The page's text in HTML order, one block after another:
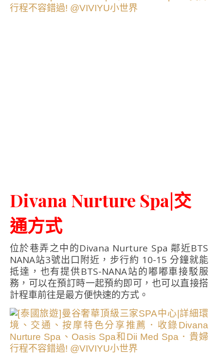
Divana Nurture Spa|交
通方式
位於巷弄之中的Divana Nurture Spa 鄰近BTS
NANA站3號出口附近，步行約 10-15 分鐘就能
抵達，也有提供BTS-NANA站的嘟嘟車接駁服
務，可以在預訂時一起預約即可，也可以直接搭
計程車前往是最方便快速的方式。